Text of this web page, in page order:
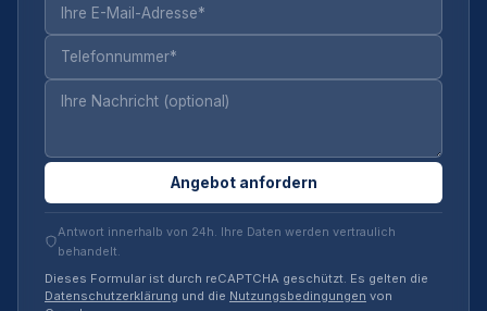
Angebot anfordern
Antwort innerhalb von 24h. Ihre Daten werden vertraulich
behandelt.
Dieses Formular ist durch reCAPTCHA geschützt. Es gelten die
Datenschutzerklärung und die Nutzungsbedingungen von